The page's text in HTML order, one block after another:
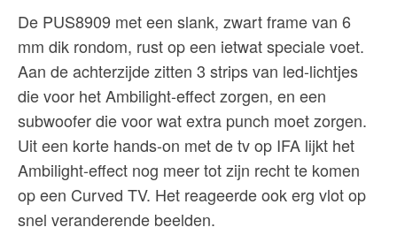
De PUS8909 met een slank, zwart frame van 6
mm dik rondom, rust op een ietwat speciale voet.
Aan de achterzijde zitten 3 strips van led-lichtjes
die voor het Ambilight-effect zorgen, en een
subwoofer die voor wat extra punch moet zorgen.
Uit een korte hands-on met de tv op IFA lijkt het
Ambilight-effect nog meer tot zijn recht te komen
op een Curved TV. Het reageerde ook erg vlot op
snel veranderende beelden.